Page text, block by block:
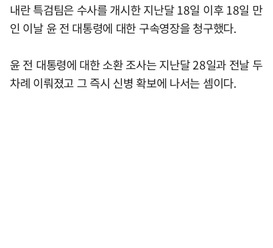
내란 특검팀은 수사를 개시한 지난달 18일 이후 18일 만
인 이날 윤 전 대통령에 대한 구속영장을 청구했다.
윤 전 대통령에 대한 소환 조사는 지난달 28일과 전날 두
차례 이뤄졌고 그 즉시 신병 확보에 나서는 셈이다.